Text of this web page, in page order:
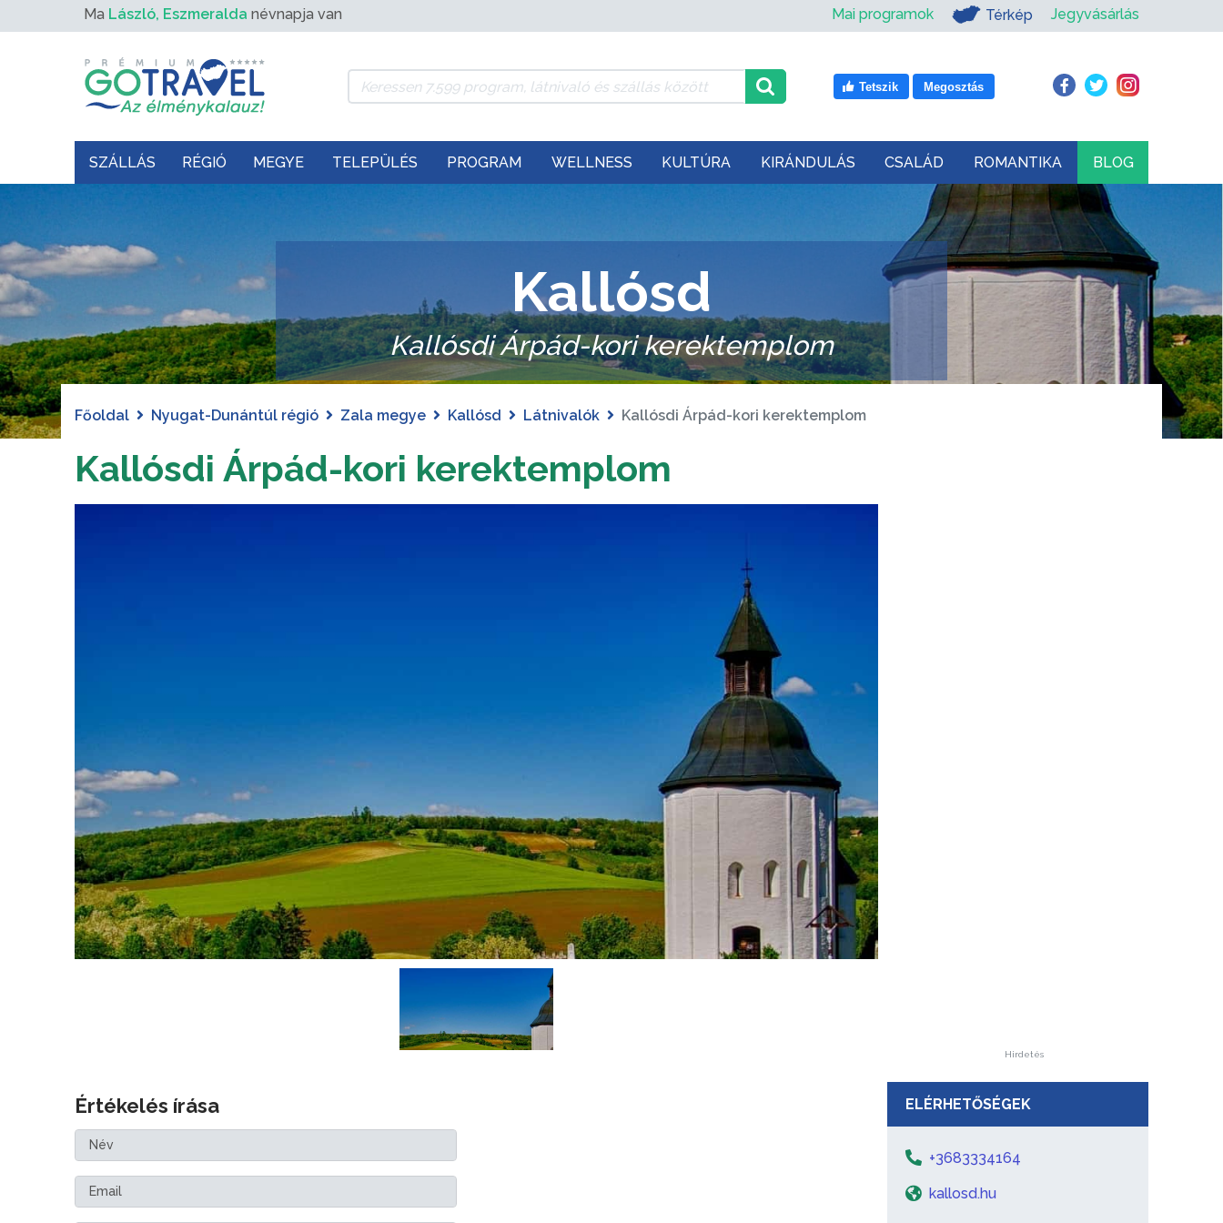
Ma László, Eszmeralda névnapja van Mai programok Térkép Jegyvásárlás
Tetszik Megosztás
SZÁLLÁS RÉGIÓ MEGYE TELEPÜLÉS PROGRAM WELLNESS KULTÚRA KIRÁNDULÁS CSALÁD ROMANTIKA BLOG
Kallósd
Kallósdi Árpád-kori kerektemplom
Főoldal Nyugat-Dunántúl régió Zala megye Kallósd Látnivalók Kallósdi Árpád-kori kerektemplom
Kallósdi Árpád-kori kerektemplom
Értékelés írása
Hirdetés
ELÉRHETŐSÉGEK
+3683334164
kallosd.hu